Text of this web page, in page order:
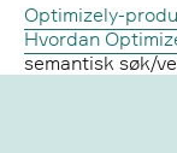
Optimizely-
Hvordan
semantisk søk/